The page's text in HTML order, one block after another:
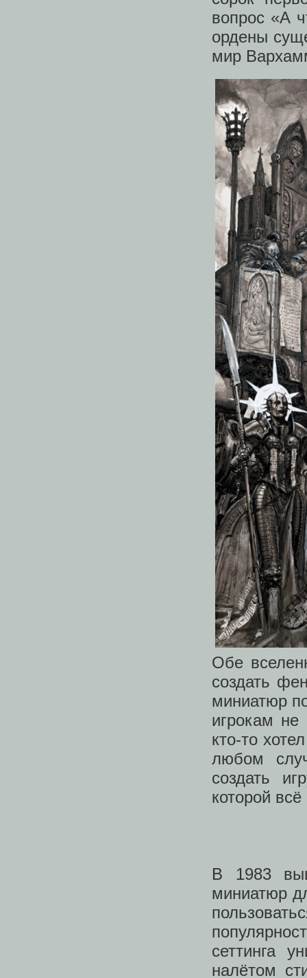
вопрос «А
ордены
мир
Обе
создать
миниатюр
игрокам
кто-то
любом
создать
которой
В 1983
миниатюр
сеттинга
налётом